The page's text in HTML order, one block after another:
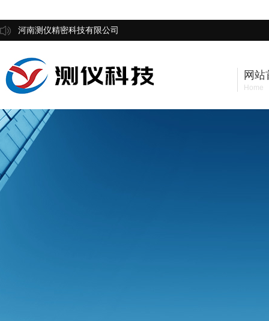
河南测仪精密科技有限公司
网站
Home